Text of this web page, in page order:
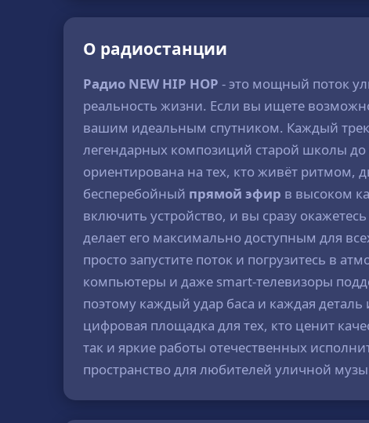
О радиостанции
Радио NEW HIP HOP - это мощный поток
реальность жизни. Если вы ищете
вашим идеальным спутником. Каждый трек
легендарных композиций старой школы
ориентирована на тех, кто живёт ритмом,
бесперебойный прямой эфир в высоком
включить устройство, и вы сразу
делает его максимально доступным для
просто запустите поток и погрузитесь в
компьютеры и даже smart-телевизоры
поэтому каждый удар баса и каждая
цифровая площадка для тех, кто ценит
так и яркие работы отечественных
пространство для любителей уличной